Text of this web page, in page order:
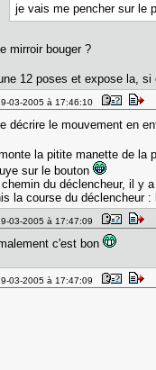
je vais me pencher sur le
mirroir bouger ?
12 poses et expose la,
03-2005 à 17:46:10
décrire le mouvement en
la pitite manette de la
sur le bouton
du déclencheur, il y
la course du déclencheur
03-2005 à 17:47:09
c'est bon
03-2005 à 17:47:09